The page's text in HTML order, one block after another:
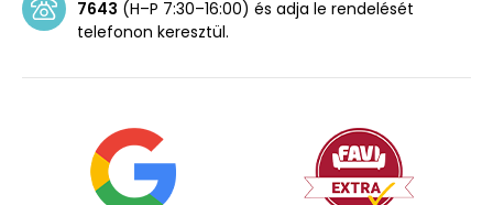
7643 (H–P 7:30–16:00) és adja le rendelését
telefonon keresztül.